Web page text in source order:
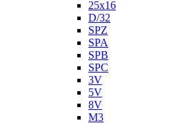
25x16
D/32
SPZ
SPA
SPB
SPC
3V
5V
8V
M3